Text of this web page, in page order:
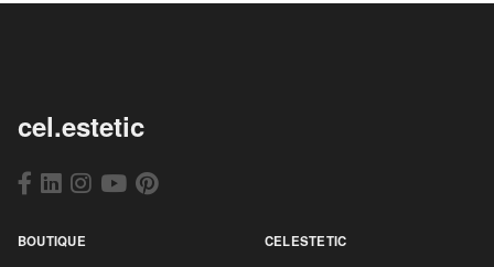
cel.estetic
BOUTIQUE CELESTETIC